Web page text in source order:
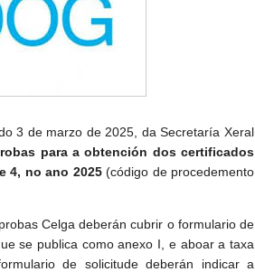
3 de marzo de 2025, da Secretaría Xeral
para a obtención dos certificados
4, no ano 2025(código de procedemento
Celga deberán cubrir o formulario de
se publica como anexo I, e aboar a taxa
de solicitude deberán indicar a